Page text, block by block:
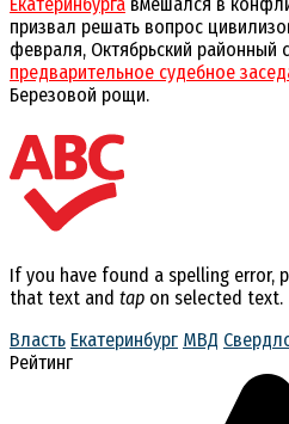
призвал решать вопрос
февраля, Октябрьский районный
предварительное судебное
Березовой рощи.
If you have found a spelling error,
that text and tap on selected text.
Власть Екатеринбург МВД
Рейтинг